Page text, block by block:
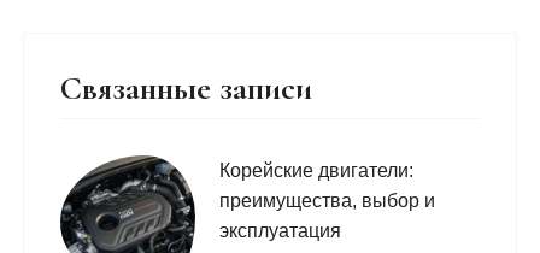
Связанные записи
Корейские двигатели:
преимущества, выбор и
эксплуатация